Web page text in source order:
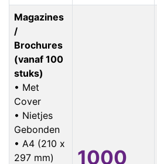
Magazines
/
Brochures
(vanaf 100
stuks)
• Met
Cover
• Nietjes
Gebonden
• A4 (210 x
297 mm)
1000